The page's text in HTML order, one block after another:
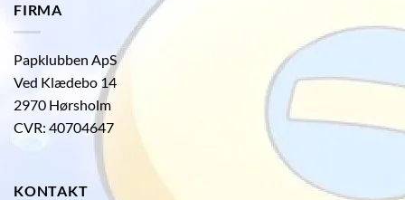
FIRMA
Papklubben ApS
Ved Klædebo 14
2970 Hørsholm
CVR: 40704647
KONTAKT